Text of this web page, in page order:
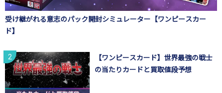
受け継がれる意志のパック開封シミュレーター【ワンピースカー
ド】
【ワンピースカード】世界最強の戦士
の当たりカードと買取値段予想